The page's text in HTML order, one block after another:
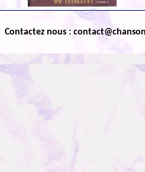
Contactez nous :